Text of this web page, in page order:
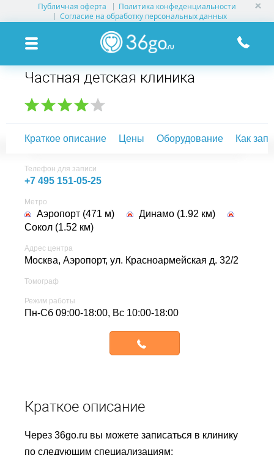
Публичная оферта
Политика конфеденциальности
Согласие на обработку персональных данных
УСЛУГИ КЛИНИК
КЛИНИКИ НА КАРТЕ
ПАМЯТКА ПАЦИЕНТУ
АКЦИИ
О ПРОЕКТЕ
Частная детская клиника
Краткое описание Цены Оборудование Как
Телефон для записи
+7 495 151-05-25
Метро
Аэропорт (471 м)
Динамо (1.92 км)
Сокол (1.52 км)
Адрес центра
Москва, Аэропорт, ул. Красноармейская д. 32/2
Томограф
Режим работы
Пн-Сб 09:00-18:00, Вс 10:00-18:00
Краткое описание
Через 36go.ru вы можете записаться в клинику
по следующим специализациям: